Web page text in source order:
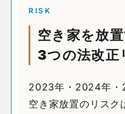
RISK
空き家を放
3つの法改正
2023年・2024年・
空き家放置のリスク